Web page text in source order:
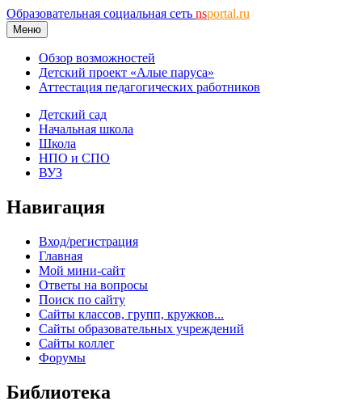
Образовательная социальная сеть nsportal.ru
Меню
Обзор возможностей
Детский проект «Алые паруса»
Аттестация педагогических работников
Детский сад
Начальная школа
Школа
НПО и СПО
ВУЗ
Навигация
Вход/регистрация
Главная
Мой мини-сайт
Ответы на вопросы
Поиск по сайту
Сайты классов, групп, кружков...
Сайты образовательных учреждений
Сайты коллег
Форумы
Библиотека